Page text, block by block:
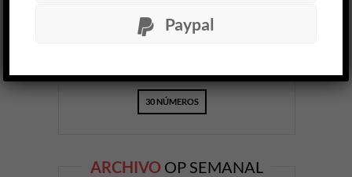
30 NÚMEROS
ARCHIVO OP SEMANAL
Paypal